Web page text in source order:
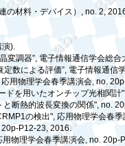
の材料・デバイス） , no. 2,
演).
変調器”,電子情報通信学会総合
定数による評価”, 電子情報通信
応用物理学会春季講演会, no.
ドを用いたオンチップ光相関計
と断熱的波長変換の関係", no.
の検出", 応用物理学会春季
20p-P12-23, 2016.
用物理学会春季講演会, no. 20p-